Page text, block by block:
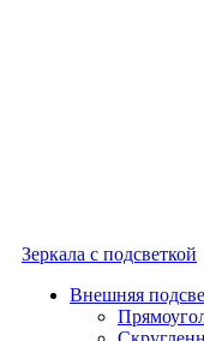
Зеркала с подсветкой
Внешняя